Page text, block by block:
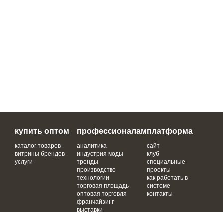
купить оптом
каталог товаров
витрины брендов
услуги
профессионалам
аналитика
индустрия моды
тренды
производство
технологии
торговая площадь
оптовая торговля
франчайзинг
выставки
платформа
сайт
клуб
специальные
проекты
как работать в
системе
контакты